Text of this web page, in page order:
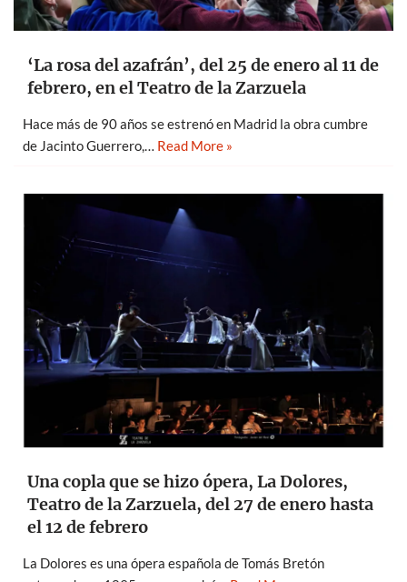
‘La rosa del azafrán’, del 25 de enero al 11 de
febrero, en el Teatro de la Zarzuela
Hace más de 90 años se estrenó en Madrid la obra cumbre
de Jacinto Guerrero,… Read More »
Una copla que se hizo ópera, La Dolores,
Teatro de la Zarzuela, del 27 de enero hasta
el 12 de febrero
La Dolores es una ópera española de Tomás Bretón